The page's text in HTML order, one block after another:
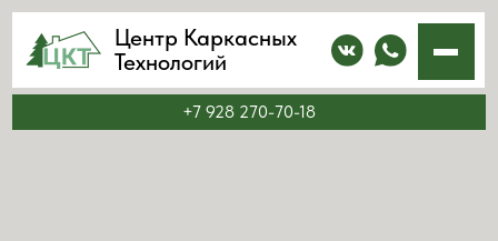
Центр Каркасных
Технологий
+7 928 270-70-18